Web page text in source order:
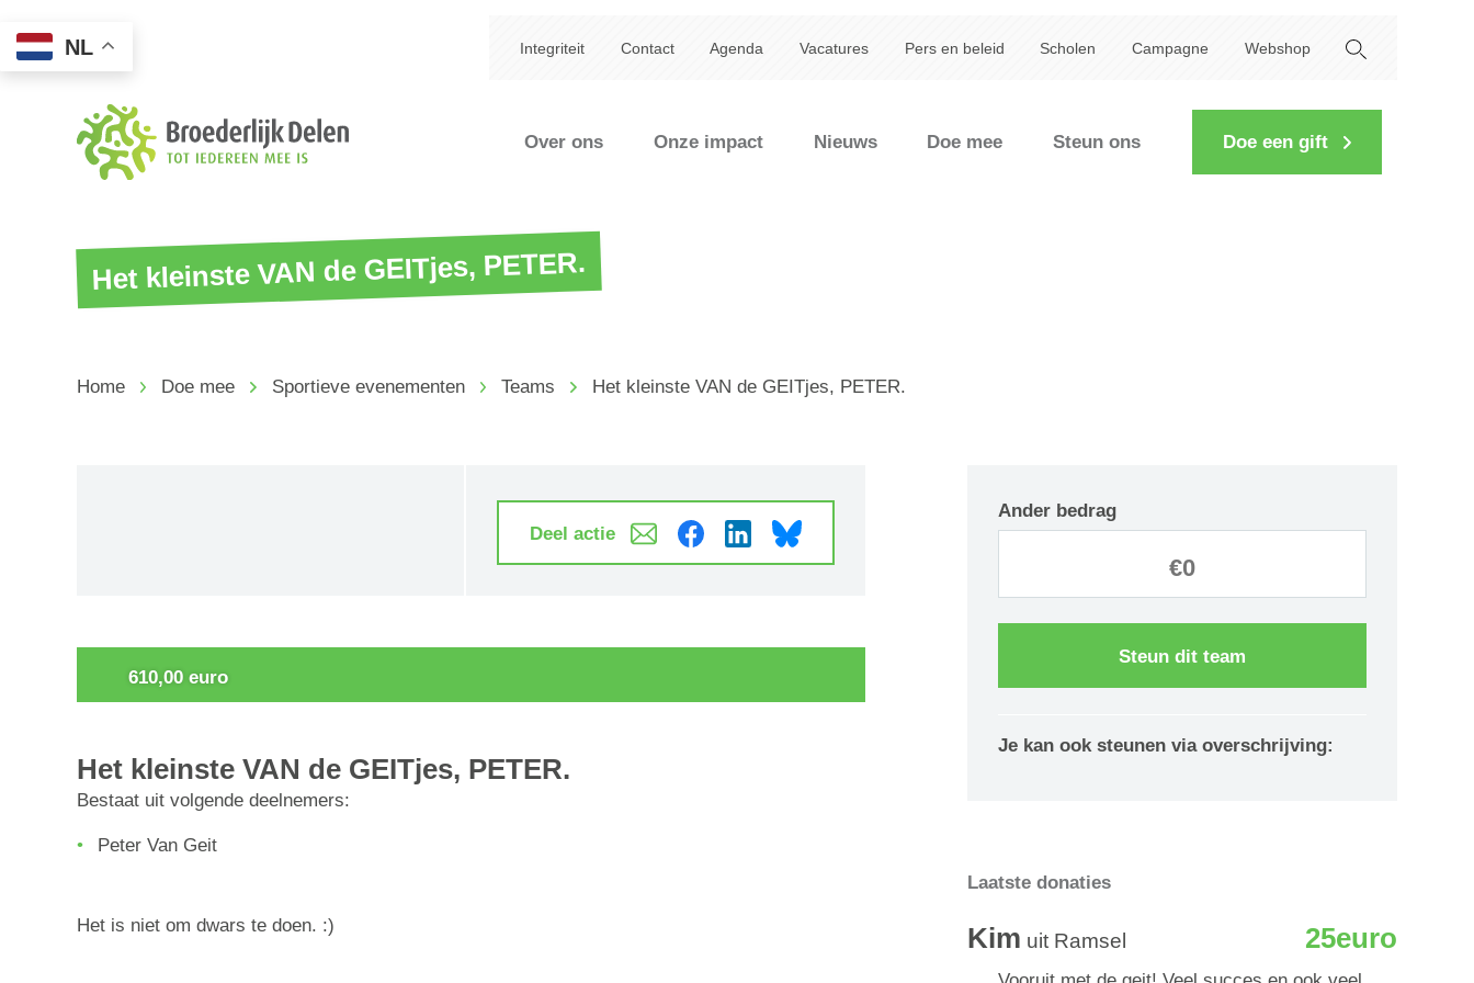
Integriteit Contact Agenda Vacatures Pers en beleid Scholen Campagne Webshop
Over ons Onze impact Nieuws Doe mee Steun ons Doe een gift
Het kleinste VAN de GEITjes, PETER.
Home Doe mee Sportieve evenementen Teams Het kleinste VAN de GEITjes, PETER.
Deel actie
610,00 euro
Het kleinste VAN de GEITjes, PETER.
Bestaat uit volgende deelnemers:
Peter Van Geit
Het is niet om dwars te doen. :)
Ander bedrag
Steun dit team
Je kan ook steunen via overschrijving:
Laatste donaties
Kim uit Ramsel 25euro
NL